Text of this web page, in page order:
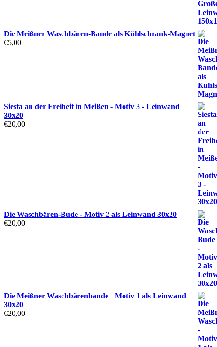
Die Meißner Waschbären-Bande als Kühlschrank-Magnet
€5,00
Siesta an der Freiheit in Meißen - Motiv 3 - Leinwand
30x20
€20,00
Die Waschbären-Bude - Motiv 2 als Leinwand 30x20
€20,00
Die Meißner Waschbärenbande - Motiv 1 als Leinwand
30x20
€20,00